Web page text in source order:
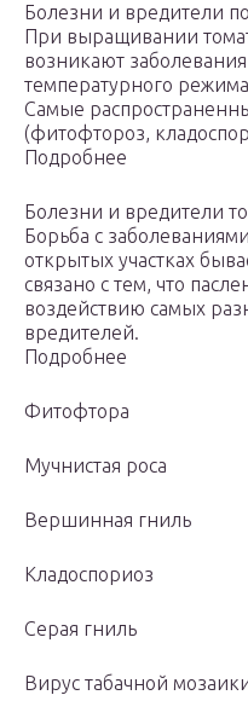
Болезни и вредители
При выращивании
возникают
температурного
Самые
(фитофтороз,
Подробнее
Болезни и вредители
Борьба с
открытых участках
связано с тем, что
воздействию самых
вредителей.
Подробнее
Фитофтора
Мучнистая роса
Вершинная гниль
Кладоспориоз
Серая гниль
Вирус табачной